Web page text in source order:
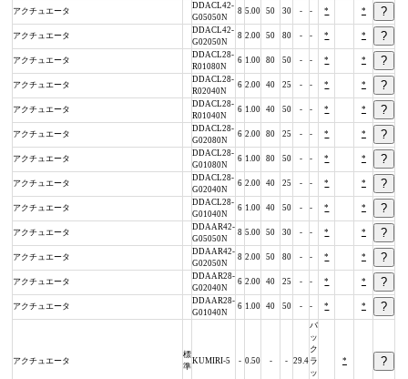
アクチュエータ
DDACL42-
G05050N
8 5.00 50 30 - - * *
アクチュエータ
DDACL42-
G02050N
8 2.00 50 80 - - * *
アクチュエータ
DDACL28-
R01080N
6 1.00 80 50 - - * *
アクチュエータ
DDACL28-
R02040N
6 2.00 40 25 - - * *
アクチュエータ
DDACL28-
R01040N
6 1.00 40 50 - - * *
アクチュエータ
DDACL28-
G02080N
6 2.00 80 25 - - * *
アクチュエータ
DDACL28-
G01080N
6 1.00 80 50 - - * *
アクチュエータ
DDACL28-
G02040N
6 2.00 40 25 - - * *
アクチュエータ
DDACL28-
G01040N
6 1.00 40 50 - - * *
アクチュエータ
DDAAR42-
G05050N
8 5.00 50 30 - - * *
アクチュエータ
DDAAR42-
G02050N
8 2.00 50 80 - - * *
アクチュエータ
DDAAR28-
G02040N
6 2.00 40 25 - - * *
アクチュエータ
DDAAR28-
G01040N
6 1.00 40 50 - - * *
アクチュエータ
標
準
KUMIRI-5 - 0.50 - - 29.4
バ
ッ
ク
ラ
ッ
*